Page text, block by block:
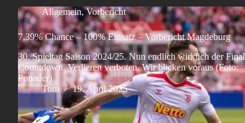
Allgemein,Vorbericht
7,39% Chance – 100% Einsatz – Vorbericht Magdeburg
30. Spieltag Saison 2024/25. Nun endlich wirklich der Final
Countdown. Verlieren verboten. Wir blicken voraus (Foto:
Ponader)
Tom
19. April 2025